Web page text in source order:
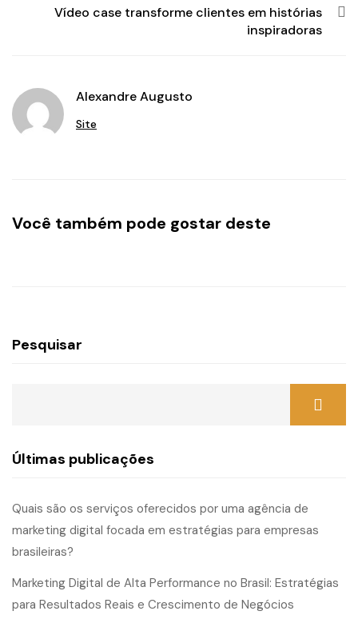
Vídeo case transforme clientes em histórias
inspiradoras
Alexandre Augusto
Site
Você também pode gostar deste
Pesquisar
Últimas publicações
Quais são os serviços oferecidos por uma agência de
marketing digital focada em estratégias para empresas
brasileiras?
Marketing Digital de Alta Performance no Brasil: Estratégias
para Resultados Reais e Crescimento de Negócios